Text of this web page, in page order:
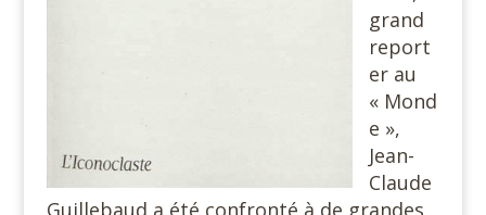
grand
report
er au
« Mond
e »,
Jean-
Claude
Guillebaud a été confronté à de grandes